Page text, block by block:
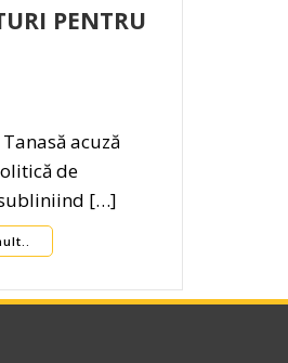
PENTRU
acuză
de
[…]